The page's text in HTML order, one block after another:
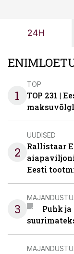
24H
1
TOP
TOP 231 |
2
UUDISED
Rallistaar
Eesti
3
Puhk